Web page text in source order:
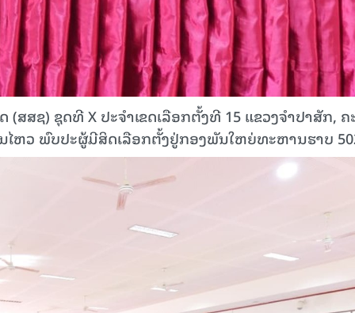
ສຊ) ຊຸດທີ X ປະຈຳເຂດເລືອກຕັ້ງທີ 15 ແຂວງຈຳປາສັກ, ຄ
ໄຫວ ພົບປະຜູ້ມີສິດເລືອກຕັ້ງຢູ່ກອງພັນໃຫຍ່ທະຫານຮາບ
15.039(06-08-